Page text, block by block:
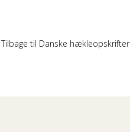
Tilbage til Danske hækleopskrifter